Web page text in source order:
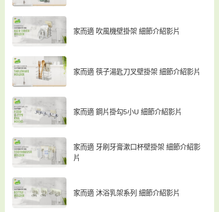
家而適 吹風機壁掛架 細節介紹影片
家而適 筷子湯匙刀叉壁掛架 細節介紹影片
家而適 鋼片掛勾5小U 細節介紹影片
家而適 牙刷牙膏漱口杯壁掛架 細節介紹影
片
家而適 沐浴乳架系列 細節介紹影片